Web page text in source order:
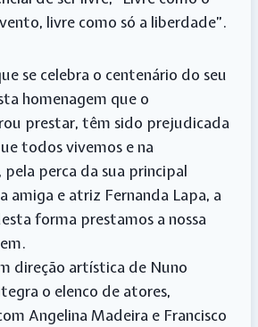
livre como só a liberdade”.
se celebra o centenário do seu
homenagem que o
prestar, têm sido prejudicada
todos vivemos e na
pela perca da sua principal
amiga e atriz Fernanda Lapa, a
forma prestamos a nossa
direção artística de Nuno
o elenco de atores,
Angelina Madeira e Francisco